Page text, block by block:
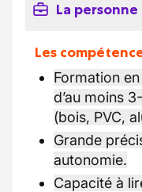
La
Les
Formation
d’au moins
(bois, PVC,
Grande
autonomie.
Capacité à